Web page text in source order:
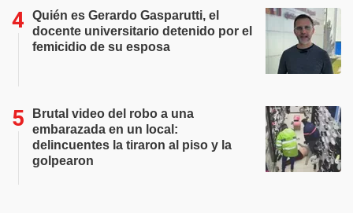
Quién es Gerardo Gasparutti, el
docente universitario detenido por el
femicidio de su esposa
Brutal video del robo a una
embarazada en un local:
delincuentes la tiraron al piso y la
golpearon